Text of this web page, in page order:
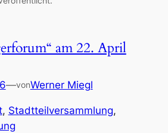
am 22. April
—vonWerner Miegl
, Stadtteilversammlung